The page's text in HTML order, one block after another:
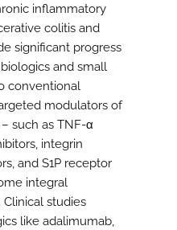
inflammatory
colitis and
significant progress
and small
conventional
modulators of
such as TNF-α
integrin
and S1P receptor
integral
studies
like adalimumab,